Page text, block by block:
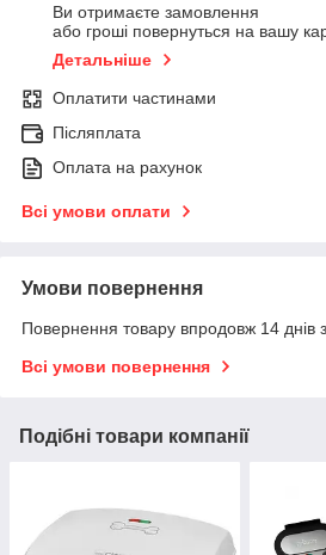
Ви отримаєте замовлення
або гроші повернуться на вашу
Детальніше
Оплатити частинами
Післяплата
Оплата на рахунок
Всі умови оплати
Умови повернення
Повернення товару впродовж 14 днів
Всі умови повернення
Подібні товари компанії